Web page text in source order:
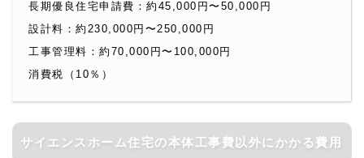
長期優良住宅申請費：約45,000円〜50,000円
設計料：約230,000円〜250,000円
工事管理料：約70,000円〜100,000円
消費税（10％）
サイエンスホーム住宅の本体工事費以外にかかる費用